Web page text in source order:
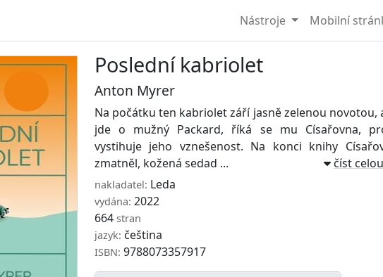
Nástroje Mobilní
Poslední kabriolet
Anton Myrer
Na počátku ten kabriolet září jasně zelenou novotou,
jde o mužný Packard, říká se mu Císařovna,
vystihuje jeho vznešenost. Na konci knihy
zmatněl, kožená sedad ...
číst
nakladatel: Leda
vydána: 2022
664 stran
jazyk: čeština
ISBN: 9788073357917